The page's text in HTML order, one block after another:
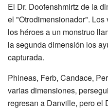
El Dr. Doofenshmirtz de la
el "Otrodimensionador".
los héroes a un monstruo
la segunda dimensión los
capturada.
Phineas, Ferb, Candace,
varias dimensiones,
regresan a Danville, pero el